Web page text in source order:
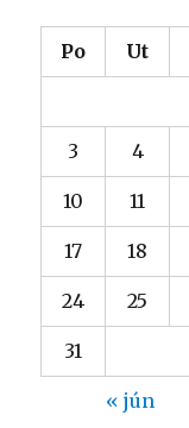
Po Ut
3 4
10 11
17 18
24 25
31
« jún